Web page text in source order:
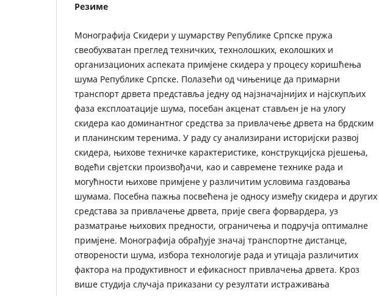
Резиме
Монографија Скидери у шумарству Републике Српске пружа
свеобухватан преглед техничких, технолошких, еколошких и
организационих аспеката примјене скидера у процесу коришћења
шума Републике Српске. Полазећи од чињенице да примарни
транспорт дрвета представља једну од најзначајнијих и најскупљих
фаза експлоатације шума, посебан акценат стављен је на улогу
скидера као доминантног средства за привлачење дрвета на брдским
и планинским теренима. У раду су анализирани историјски развој
скидера, њихове техничке карактеристике, конструкцијска рјешења,
водећи свјетски произвођачи, као и савремене технике рада и
могућности њихове примјене у различитим условима газдовања
шумама. Посебна пажња посвећена је односу између скидера и других
средстава за привлачење дрвета, прије свега форвардера, уз
разматрање њихових предности, ограничења и подручја оптималне
примјене. Монографија обрађује значај транспортне дистанце,
отворености шума, избора технологије рада и утицаја различитих
фактора на продуктивност и ефикасност привлачења дрвета. Кроз
више студија случаја приказани су резултати истраживања